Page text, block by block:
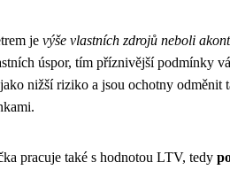
je výše vlastních zdrojů neboli
úspor, tím příznivější podmínky
nižší riziko a jsou ochotny odměnit
pracuje také s hodnotou LTV, tedy